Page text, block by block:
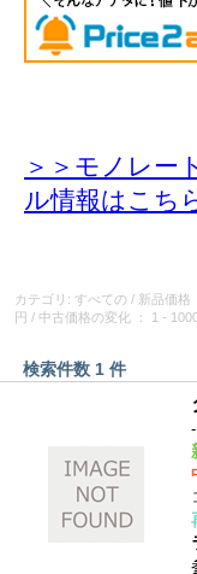
＞＞モノレー
ル情報はこち
カテゴリ: すべての / 新品価格
円
/ 中古価格の変化 ： 1 -
検索件数 1 件